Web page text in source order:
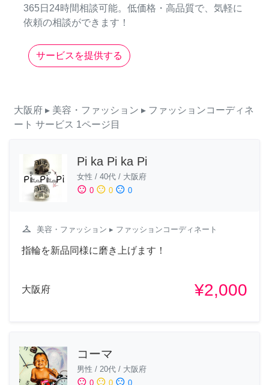
365日24時間相談可能。低価格・高品質で、気軽に
依頼の相談ができます！
サービスを提供する
大阪府 ▸ 美容・ファッション ▸ ファッションコーディネ
ート サービス 1ページ目
Pi ka Pi ka Pi
女性 / 40代 / 大阪府
sentiment_satisfied 0 sentiment_neutral 0 sentiment_dissatisfied 0
checkroom 美容・ファッション ▸ ファッションコーディネート
指輪を新品同様に磨き上げます！
大阪府 ¥2,000
コーマ
男性 / 20代 / 大阪府
sentiment_satisfied 0 sentiment_neutral 0 sentiment_dissatisfied 0